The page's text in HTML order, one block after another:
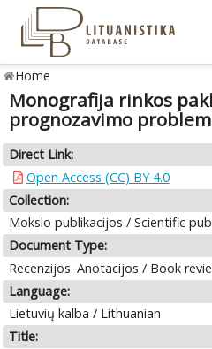
Home
Monografija rinkos
prognozavimo
Direct Link:
Open Access (CC) BY 4.0
Collection:
Mokslo publikacijos / Scientific
Document Type:
Recenzijos. Anotacijos / Book
Language:
Lietuvių kalba / Lithuanian
Title: